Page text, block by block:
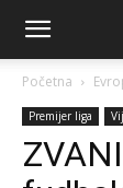
CG-
Fudbal
Početna
Premijer liga